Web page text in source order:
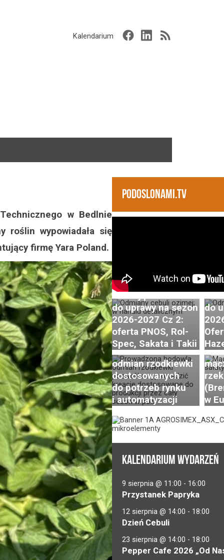
Kalendarium
w Bedlnie
roślin wypowiadała się
firmę Yara Poland.
PODOSLONAMI.TV
Odmiany cebuli
do uprawy na sezon
2026-2027 Cz 2:
oferta PNOS, Rol-
Spec, Sakata i Takii
do
Postępy i trendy
w hodowli i uprawie
rzodkiewki. Cz. 2:
Innowacje
w zakresie hodowli
odmian rzodkiewki
dostosowanych
do potrzeb rynku
i automatyzacji
w
KALENDARIUM WYDARZEŃ
9 sierpnia @ 11:00 - 16:00
Przystanek Papryka
12 sierpnia @ 14:00 - 18:00
Dzień Cebuli
23 sierpnia @ 14:00 - 18:00
Pepper Cafe 2026 „Od